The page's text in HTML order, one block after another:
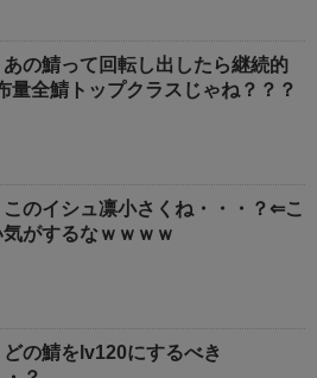
あの鯖って回転し出したら継続的
量全鯖トップクラスじゃね？？？
このイシュ凛小さくね・・・？⇐こ
がするなｗｗｗｗ
どの鯖をlv120にするべき